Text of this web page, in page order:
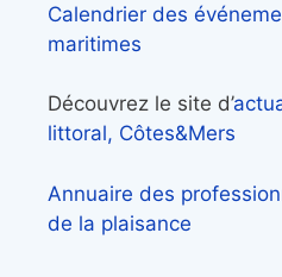
Calendrier des
maritimes
Découvrez le site d’
littoral, Côtes&Mers
Annuaire des
de la plaisance